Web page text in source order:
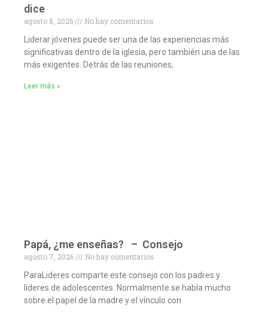
dice
agosto 8, 2026
No hay comentarios
Liderar jóvenes puede ser una de las experiencias más
significativas dentro de la iglesia, pero también una de las
más exigentes. Detrás de las reuniones,
Leer más »
Papá, ¿me enseñas? – Consejo
agosto 7, 2026
No hay comentarios
ParaLideres comparte este consejo con los padres y
líderes de adolescentes. Normalmente se habla mucho
sobre el papel de la madre y el vínculo con